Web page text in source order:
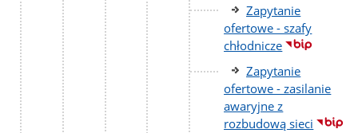
Zapytanie
ofertowe - szafy
chłodnicze
Zapytanie
ofertowe - zasilanie
awaryjne z
rozbudową sieci